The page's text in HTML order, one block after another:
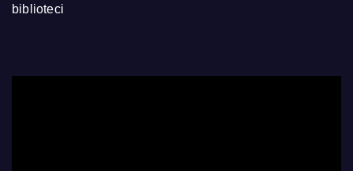
biblioteci